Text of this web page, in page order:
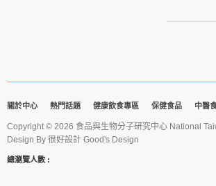
做法
2. 在鍋內
分鐘即可。
關於中心 熱門話題 健康飲食專區 保健食品 中醫
Copyright © 2026 食品與生物分子研究中心 National
Design By 很好設計 Good's Design
總瀏覽人數 :